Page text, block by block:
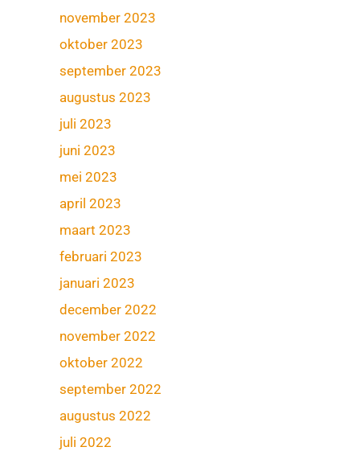
november 2023
oktober 2023
september 2023
augustus 2023
juli 2023
juni 2023
mei 2023
april 2023
maart 2023
februari 2023
januari 2023
december 2022
november 2022
oktober 2022
september 2022
augustus 2022
juli 2022